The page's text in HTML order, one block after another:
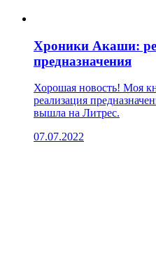
Хроники Акаши:
предназначения
Хорошая новость! Моя
реализация
вышла на Литрес.
07.07.2022